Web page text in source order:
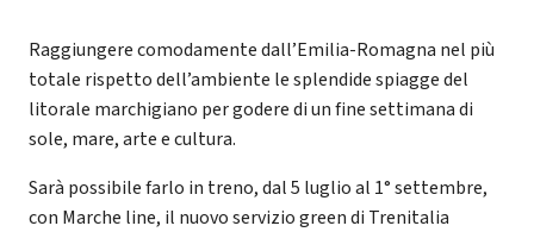
Raggiungere comodamente dall’Emilia-Romagna nel più
totale rispetto dell’ambiente le splendide spiagge del
litorale marchigiano per godere di un fine settimana di
sole, mare, arte e cultura.
Sarà possibile farlo in treno, dal 5 luglio al 1° settembre,
con Marche line, il nuovo servizio green di Trenitalia